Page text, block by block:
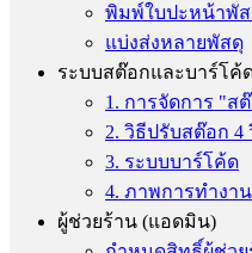
พิมพ์ใบปะหน้าพั
แบ่งส่งหลายพัสดุ
ระบบสต๊อกและบาร์โค้
1. การจัดการ "ส
2. วิธีปรับสต๊อก 4
3. ระบบบาร์โค้ด
4. ภาพการทำงาน
ผู้ช่วยร้าน (แอดมิน)